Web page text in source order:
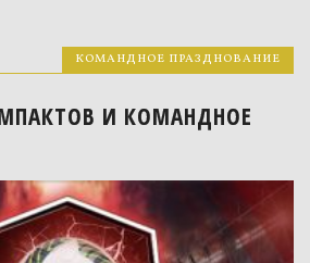
КОМАНДНОЕ ПРАЗДНОВАНИЕ
И КОМАНДНОЕ